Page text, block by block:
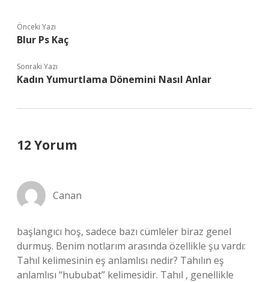
Önceki Yazı
Blur Ps Kaç
Sonraki Yazı
Kadın Yumurtlama Dönemini Nasıl Anlar
12 Yorum
Canan
başlangıcı hoş, sadece bazı cümleler biraz genel
durmuş. Benim notlarım arasında özellikle şu vardı:
Tahıl kelimesinin eş anlamlısı nedir? Tahılın eş
anlamlısı “hububat” kelimesidir. Tahıl , genellikle